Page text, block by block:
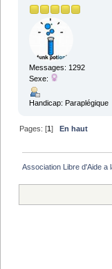
Messages: 1292
Sexe:
Handicap: Paraplégique
Pages: [1]En haut
Association Libre d'Aide a